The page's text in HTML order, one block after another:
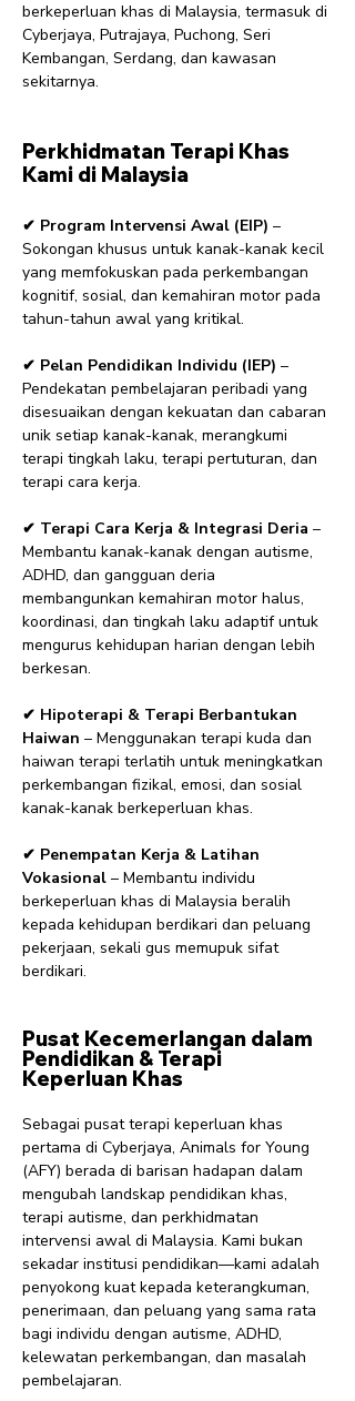
berkeperluan khas di Malaysia, termasuk di
Cyberjaya, Putrajaya, Puchong, Seri
Kembangan, Serdang, dan kawasan
sekitarnya.
Perkhidmatan Terapi Khas
Kami di Malaysia
✔ Program Intervensi Awal (EIP) –
Sokongan khusus untuk kanak-kanak kecil
yang memfokuskan pada perkembangan
kognitif, sosial, dan kemahiran motor pada
tahun-tahun awal yang kritikal.
✔ Pelan Pendidikan Individu (IEP) –
Pendekatan pembelajaran peribadi yang
disesuaikan dengan kekuatan dan cabaran
unik setiap kanak-kanak, merangkumi
terapi tingkah laku, terapi pertuturan, dan
terapi cara kerja.
✔ Terapi Cara Kerja & Integrasi Deria –
Membantu kanak-kanak dengan autisme,
ADHD, dan gangguan deria
membangunkan kemahiran motor halus,
koordinasi, dan tingkah laku adaptif untuk
mengurus kehidupan harian dengan lebih
berkesan.
✔ Hipoterapi & Terapi Berbantukan
Haiwan – Menggunakan terapi kuda dan
haiwan terapi terlatih untuk meningkatkan
perkembangan fizikal, emosi, dan sosial
kanak-kanak berkeperluan khas.
✔ Penempatan Kerja & Latihan
Vokasional – Membantu individu
berkeperluan khas di Malaysia beralih
kepada kehidupan berdikari dan peluang
pekerjaan, sekali gus memupuk sifat
berdikari.
Pusat Kecemerlangan dalam
Pendidikan & Terapi
Keperluan Khas
Sebagai pusat terapi keperluan khas
pertama di Cyberjaya, Animals for Young
(AFY) berada di barisan hadapan dalam
mengubah landskap pendidikan khas,
terapi autisme, dan perkhidmatan
intervensi awal di Malaysia. Kami bukan
sekadar institusi pendidikan—kami adalah
penyokong kuat kepada keterangkuman,
penerimaan, dan peluang yang sama rata
bagi individu dengan autisme, ADHD,
kelewatan perkembangan, dan masalah
pembelajaran.